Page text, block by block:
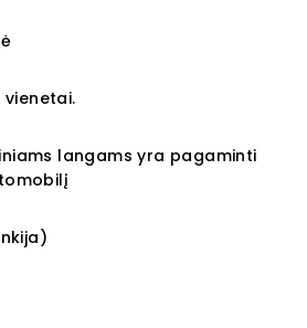
langams yra pagaminti